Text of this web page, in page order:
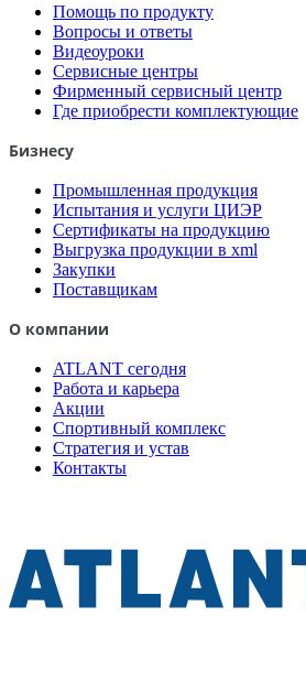
Помощь по продукту
Вопросы и ответы
Видеоуроки
Сервисные центры
Фирменный сервисный центр
Где приобрести комплектующие
Бизнесу
Промышленная продукция
Испытания и услуги ЦИЭР
Сертификаты на продукцию
Выгрузка продукции в xml
Закупки
Поставщикам
О компании
ATLANT сегодня
Работа и карьера
Акции
Спортивный комплекс
Стратегия и устав
Контакты